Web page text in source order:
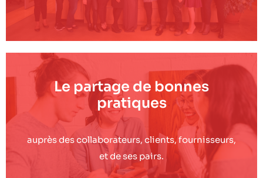
Le partage de bonnes
pratiques
auprès des collaborateurs, clients, fournisseurs,
et de ses pairs.